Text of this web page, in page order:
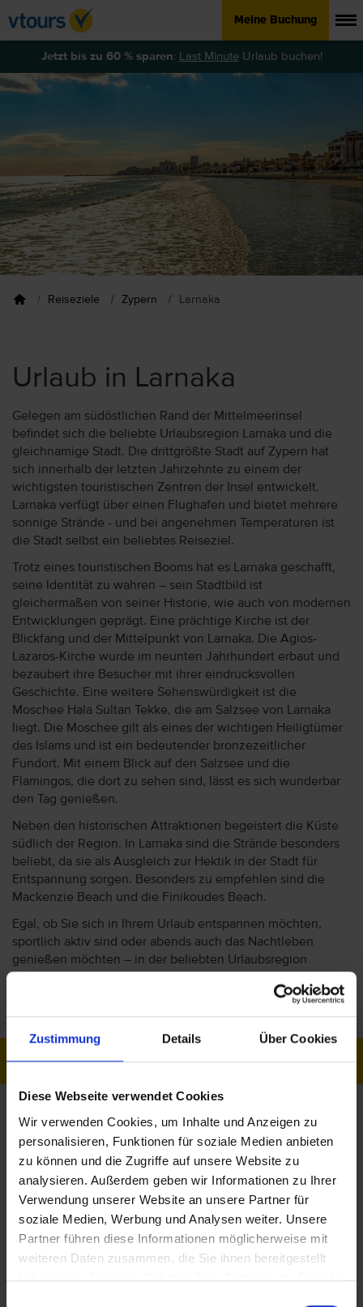
Zustimmung Details Über Cookies
Diese Webseite verwendet Cookies
Wir verwenden Cookies, um Inhalte und Anzeigen zu
personalisieren, Funktionen für soziale Medien anbieten
zu können und die Zugriffe auf unsere Website zu
analysieren. Außerdem geben wir Informationen zu Ihrer
Verwendung unserer Website an unsere Partner für
soziale Medien, Werbung und Analysen weiter. Unsere
Partner führen diese Informationen möglicherweise mit
weiteren Daten zusammen, die Sie ihnen bereitgestellt
haben oder die sie im Rahmen Ihrer Nutzung der Dienste
Meine Buchung
Jetzt bis zu 60 % sparen: Last MinuteUrlaub buchen!
Reiseziele Zypern Larnaka
Urlaub in Larnaka
Gelegen am südöstlichen Rand der Mittelmeerinsel
befindet sich die beliebte Urlaubsregion Larnaka und die
gleichnamige Stadt. Die drittgrößte Stadt auf Zypern hat
sich innerhalb der letzten Jahrzehnte zu einem der
wichtigsten touristischen Zentren der Insel entwickelt.
Larnaka verfügt über einen Flughafen und bietet mehrere
sonnige Strände - und bei angenehmen Temperaturen ist
die Stadt selbst ein beliebtes Reiseziel.
Trotz eines touristischen Booms hat es Larnaka geschafft,
seine Identität zu wahren – sein Stadtbild ist
gleichermaßen von seiner Historie, wie auch von modernen
Entwicklungen geprägt. Eine prächtige Kirche ist der
Blickfang und der Mittelpunkt von Larnaka. Die Agios-
Lazaros-Kirche wurde im neunten Jahrhundert erbaut und
bezaubert ihre Besucher mit ihrer eindrucksvollen
Geschichte. Eine weitere Sehenswürdigkeit ist die
Moschee Hala Sultan Tekke, die am Salzsee von Larnaka
liegt. Die Moschee gilt als eines der wichtigen Heiligtümer
des Islams und ist ein bedeutender bronzezeitlicher
Fundort. Mit einem Blick auf den Salzsee und die
Flamingos, die dort zu sehen sind, lässt es sich wunderbar
den Tag genießen.
Neben den historischen Attraktionen begeistert die Küste
südlich der Region. In Larnaka sind die Strände besonders
beliebt, da sie als Ausgleich zur Hektik in der Stadt für
Entspannung sorgen. Besonders zu empfehlen sind die
Mackenzie Beach und die Finikoudes Beach.
Egal, ob Sie sich in Ihrem Urlaub entspannen möchten,
sportlich aktiv sind oder abends auch das Nachtleben
genießen möchten – in der beliebten Urlaubsregion
Hotels Larnaka
Livadhiotis City
Zypern – Larnaca
Larnaka